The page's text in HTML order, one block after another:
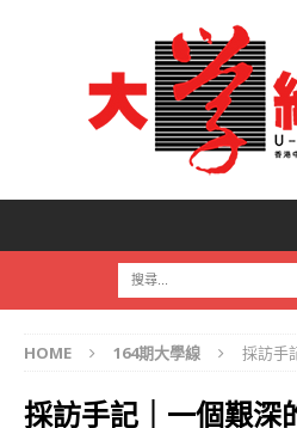
HOME 164期大學線 採訪手
採訪手記｜一個艱深